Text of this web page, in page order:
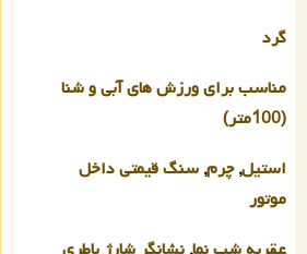
گرد
مناسب برای ورزش های آبی و شنا
(100متر)
استیل,چرم, سنگ قیمتی داخل
موتور